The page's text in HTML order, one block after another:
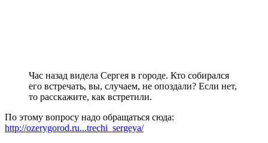
Час назад видела Сергея в городе. Кто собирался
его встречать, вы, случаем, не опоздали? Если нет,
то расскажите, как встретили.
По этому вопросу надо обращаться сюда:
http://ozerygorod.ru...trechi_sergeya/